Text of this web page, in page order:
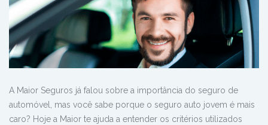
A Maior Seguros já falou sobre a importância do seguro de
automóvel, mas você sabe porque o seguro auto jovem é mais
caro? Hoje a Maior te ajuda a entender os critérios utilizados